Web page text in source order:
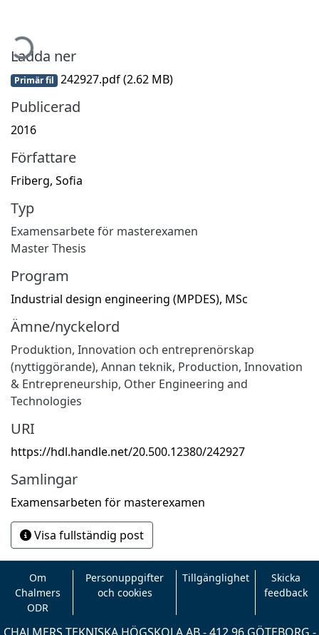
Ladda ner
Primär fil 242927.pdf(2.62 MB)
Publicerad
2016
Författare
Friberg, Sofia
Typ
Examensarbete för masterexamen
Master Thesis
Program
Industrial design engineering (MPDES), MSc
Ämne/nyckelord
Produktion, Innovation och entreprenörskap
(nyttiggörande), Annan teknik, Production, Innovation
& Entrepreneurship, Other Engineering and
Technologies
URI
https://hdl.handle.net/20.500.12380/242927
Samlingar
Examensarbeten för masterexamen
Visa fullständig post
Om
Chalmers
ODR
Personuppgifter
och cookies
Tillgänglighet
Skicka
feedback